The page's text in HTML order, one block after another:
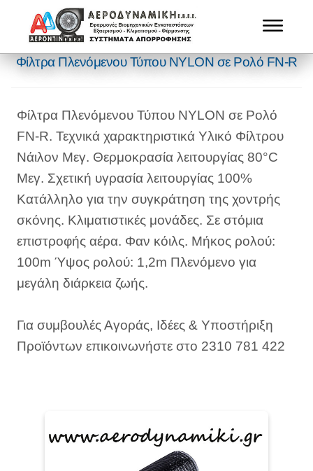
Φίλτρα Πλενόμενου Τύπου NYLON σε Ρολό FN-R
Φίλτρα Πλενόμενου Τύπου NYLON σε Ρολό
FN-R. Τεχνικά χαρακτηριστικά Υλικό Φίλτρου
Νάιλον Μεγ. Θερμοκρασία λειτουργίας 80°C
Μεγ. Σχετική υγρασία λειτουργίας 100%
Κατάλληλο για την συγκράτηση της χοντρής
σκόνης. Κλιματιστικές μονάδες. Σε στόμια
επιστροφής αέρα. Φαν κόιλς. Μήκος ρολού:
100m Ύψος ρολού: 1,2m Πλενόμενο για
μεγάλη διάρκεια ζωής.
Για συμβουλές Αγοράς, Ιδέες & Υποστήριξη
Προϊόντων επικοινωνήστε στο 2310 781 422